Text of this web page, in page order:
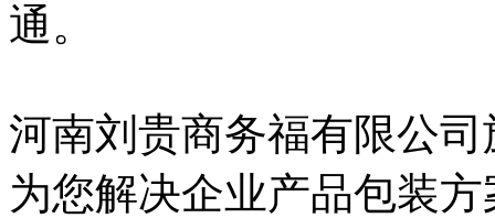
通。
河南刘贵商务福有限公
为您解决企业产品包装